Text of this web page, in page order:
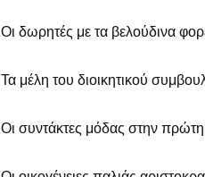
Οι δωρητές με τα βελούδινα
Τα μέλη του διοικητικού
Οι συντάκτες μόδας στην πρώτη